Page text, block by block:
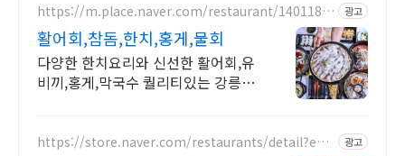
https://m.place.naver.com/restaurant/1401189
광고
활어회,참돔,한치,홍게,물회
다양한 한치요리와 신선한 활어회,유
비끼,홍게,막국수 퀄리티있는 강릉식
https://store.naver.com/restaurants/detail?ent
광고